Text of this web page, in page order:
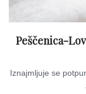
Peščenica-
Iznajmljuje se